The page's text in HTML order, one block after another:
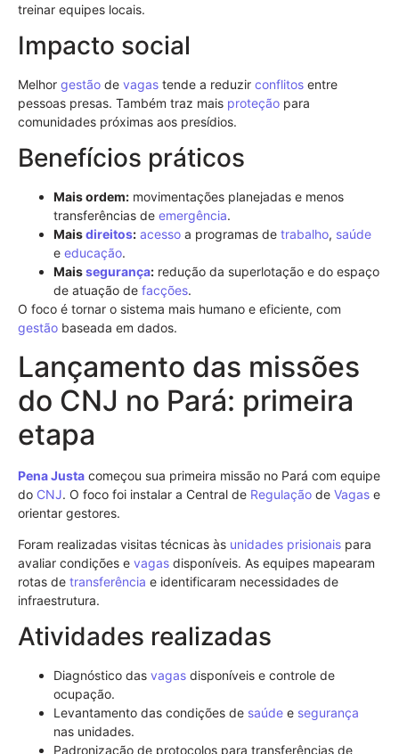
treinar equipes locais.
Impacto social
Melhor gestão de vagas tende a reduzir conflitos entre
pessoas presas. Também traz mais proteção para
comunidades próximas aos presídios.
Benefícios práticos
Mais ordem: movimentações planejadas e menos
transferências de emergência.
Maisdireitos: acesso a programas de trabalho, saúde
e educação.
Maissegurança: redução da superlotação e do espaço
de atuação de facções.
O foco é tornar o sistema mais humano e eficiente, com
gestão baseada em dados.
Lançamento das missões
do CNJ no Pará: primeira
etapa
Pena Justa começou sua primeira missão no Pará com equipe
do CNJ. O foco foi instalar a Central de Regulação de Vagas e
orientar gestores.
Foram realizadas visitas técnicas às unidades prisionais para
avaliar condições e vagas disponíveis. As equipes mapearam
rotas de transferência e identificaram necessidades de
infraestrutura.
Atividades realizadas
Diagnóstico das vagas disponíveis e controle de
ocupação.
Levantamento das condições de saúde e segurança
nas unidades.
Padronização de protocolos para transferências de